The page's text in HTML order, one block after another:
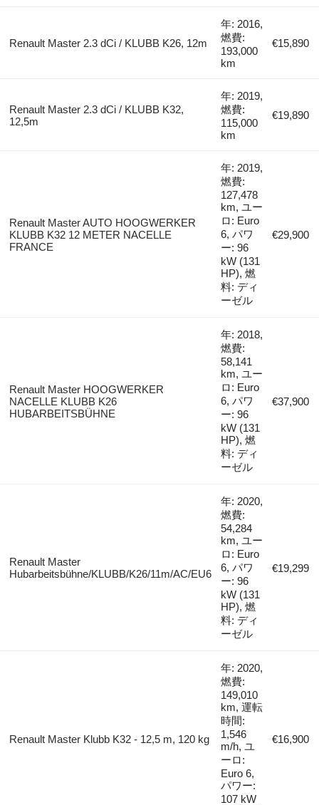
Renault Master 2.3 dCi / KLUBB K26, 12m
年: 2016,
燃費:
193,000
km
€15,890
Renault Master 2.3 dCi / KLUBB K32,
12,5m
年: 2019,
燃費:
115,000
km
€19,890
Renault Master AUTO HOOGWERKER
KLUBB K32 12 METER NACELLE
FRANCE
年: 2019,
燃費:
127,478
km, ユー
ロ: Euro
6, パワ
ー: 96
kW (131
HP), 燃
料: ディ
ーゼル
€29,900
Renault Master HOOGWERKER
NACELLE KLUBB K26
HUBARBEITSBÜHNE
年: 2018,
燃費:
58,141
km, ユー
ロ: Euro
6, パワ
ー: 96
kW (131
HP), 燃
料: ディ
ーゼル
€37,900
Renault Master
Hubarbeitsbühne/KLUBB/K26/11m/AC/EU6
年: 2020,
燃費:
54,284
km, ユー
ロ: Euro
6, パワ
ー: 96
kW (131
HP), 燃
料: ディ
ーゼル
€19,299
Renault Master Klubb K32 - 12,5 m, 120 kg
年: 2020,
燃費:
149,010
km, 運転
時間:
1,546
m/h, ユ
ーロ:
Euro 6,
パワー:
107 kW
€16,900